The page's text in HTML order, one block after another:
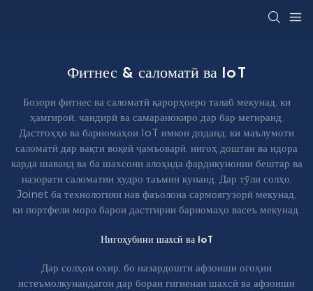
Фитнес & саломатӣ ва IoT
Бозори фитнес ва саломатӣ қарорҳоеро талаб мекунад, ки
ҳамгироӣ, чандирӣ ва самаранокиро дар бар мегиранд.
Дастгоҳҳо ва барномаҳои IoT имкон доданд, ки маълумоти
саломатӣ дар вақти воқеӣ ҷамъоварӣ, нигоҳ доштан ва идора
карда шаванд ва ба шахсони алоҳида фардикунонии бештар ва
назорати саломатии худро таъмин кунанд. Дар тӯли солҳо,
Joinet ба технологияи нав фаъолона сармоягузорӣ мекунад,
ки портфели моро барои дастгирии барномаҳо васеъ мекунад.
Нигоҳубини шахсӣ ва IoT
Дар солҳои охир, бо назардошти афзоиши огоҳии
истеъмолкунандагон дар бораи гигиенаи шахсӣ ва афзоиши